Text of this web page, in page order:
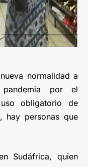
normalidad a
por el
obligatorio de
hay personas que
Sudáfrica, quien